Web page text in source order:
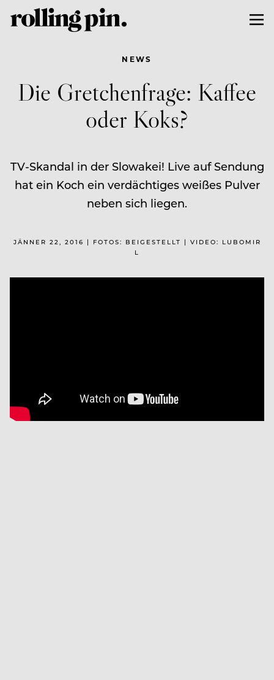
NEWS
Die Gretchenfrage: Kaffee
oder Koks?
TV-Skandal in der Slowakei! Live auf Sendung
hat ein Koch ein verdächtiges weißes Pulver
neben sich liegen.
JÄNNER 22, 2016 | FOTOS: BEIGESTELLT | VIDEO: LUBOMIR
L